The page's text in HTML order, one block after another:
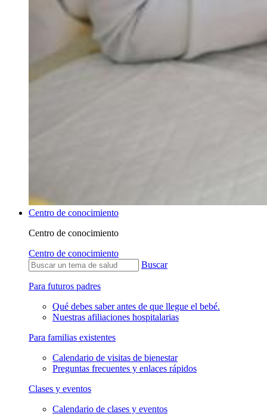
Centro de conocimiento
Centro de conocimiento
Centro de conocimiento
Buscar
Para futuros padres
Qué debes saber antes de que llegue el bebé.
Nuestras afiliaciones hospitalarias
Para familias existentes
Calendario de visitas de bienestar
Preguntas frecuentes y enlaces rápidos
Clases y eventos
Calendario de clases y eventos